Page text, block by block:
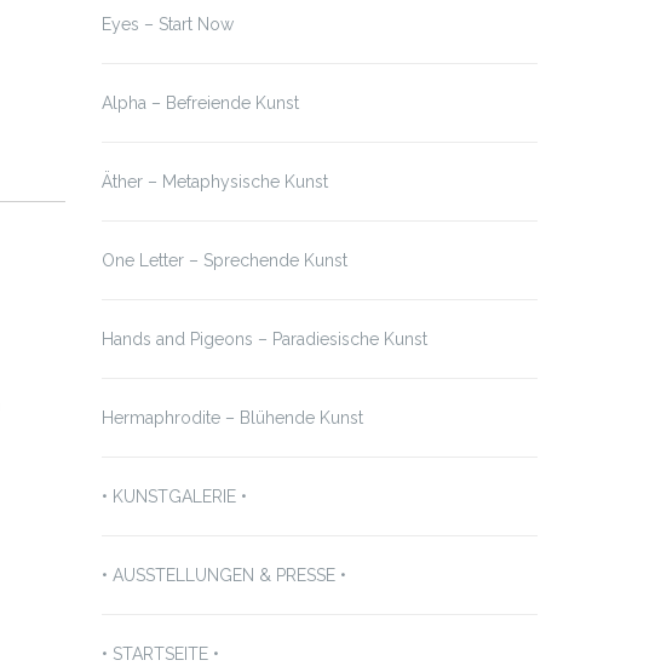
Eyes – Start Now
Alpha – Befreiende Kunst
Äther – Metaphysische Kunst
One Letter – Sprechende Kunst
Hands and Pigeons – Paradiesische Kunst
Hermaphrodite – Blühende Kunst
• KUNSTGALERIE •
• AUSSTELLUNGEN & PRESSE •
• STARTSEITE •